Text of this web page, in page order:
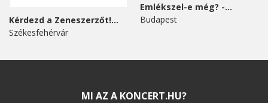
Kérdezd a Zeneszerzőt!...
Székesfehérvár
Emlékszel-e még? -...
Budapest
MI AZ A KONCERT.HU?